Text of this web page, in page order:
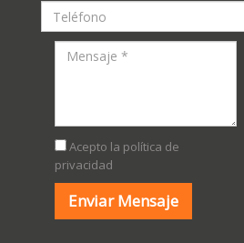
Acepto la política de
privacidad